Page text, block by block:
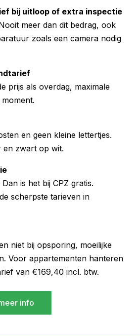
bij uitloop of extra inspectie
meer dan dit bedrag, ook
zoals een camera nodig
prijs als overdag, maximale
en geen kleine lettertjes.
en zwart op wit.
is het bij CPZ gratis.
scherpste tarieven in
niet bij opsporing, moeilijke
Voor appartementen hanteren
van €169,40 incl. btw.
info